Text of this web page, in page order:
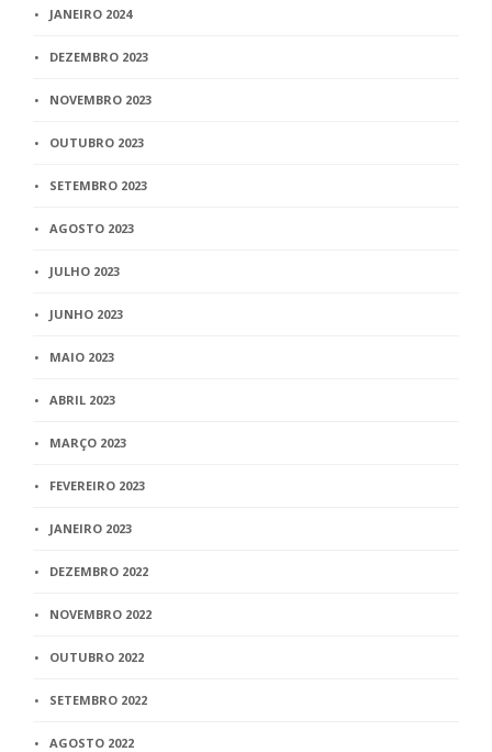
JANEIRO 2024
DEZEMBRO 2023
NOVEMBRO 2023
OUTUBRO 2023
SETEMBRO 2023
AGOSTO 2023
JULHO 2023
JUNHO 2023
MAIO 2023
ABRIL 2023
MARÇO 2023
FEVEREIRO 2023
JANEIRO 2023
DEZEMBRO 2022
NOVEMBRO 2022
OUTUBRO 2022
SETEMBRO 2022
AGOSTO 2022